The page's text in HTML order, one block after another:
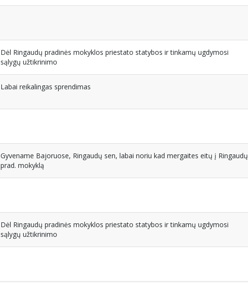
Dėl Ringaudų pradinės mokyklos priestato statybos ir tinkamų ugdymosi
sąlygų užtikrinimo
Labai reikalingas sprendimas
Gyvename Bajoruose, Ringaudų sen, labai noriu kad mergaites eitų į Ringaudų
prad. mokyklą
Dėl Ringaudų pradinės mokyklos priestato statybos ir tinkamų ugdymosi
sąlygų užtikrinimo